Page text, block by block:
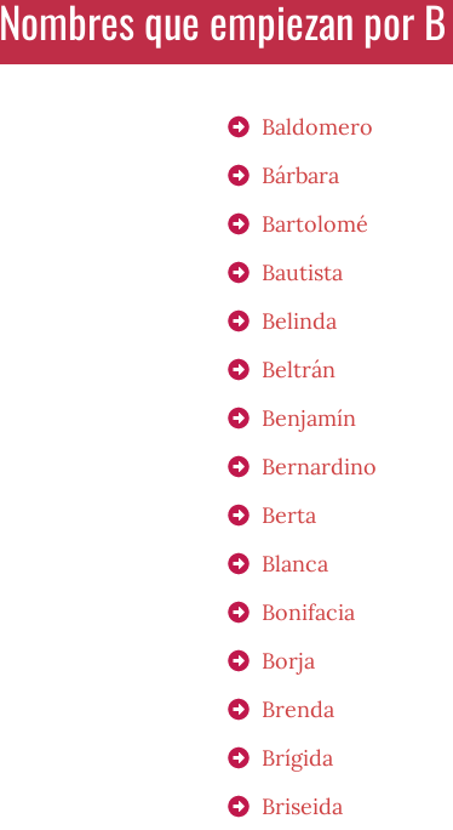
Nombres que empiezan por B
Baldomero
Bárbara
Bartolomé
Bautista
Belinda
Beltrán
Benjamín
Bernardino
Berta
Blanca
Bonifacia
Borja
Brenda
Brígida
Briseida